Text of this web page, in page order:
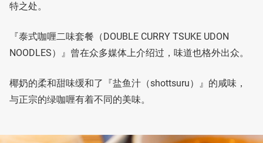
特之处。
『泰式咖喱二味套餐（DOUBLE CURRY TSUKE UDON
NOODLES）』曾在众多媒体上介绍过，味道也格外出众。
椰奶的柔和甜味缓和了『盐鱼汁（shottsuru）』的咸味，
与正宗的绿咖喱有着不同的美味。